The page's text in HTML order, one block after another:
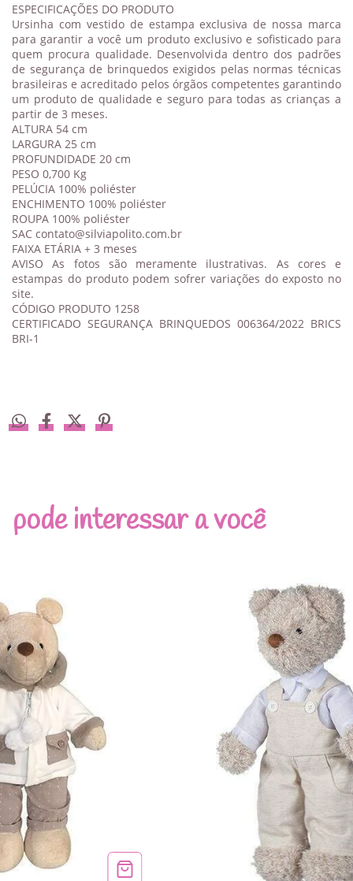
ESPECIFICAÇÕES DO PRODUTO
Ursinha com vestido de estampa exclusiva de nossa marca
para garantir a você um produto exclusivo e sofisticado para
quem procura qualidade. Desenvolvida dentro dos padrões
de segurança de brinquedos exigidos pelas normas técnicas
brasileiras e acreditado pelos órgãos competentes garantindo
um produto de qualidade e seguro para todas as crianças a
partir de 3 meses.
ALTURA 54 cm
LARGURA 25 cm
PROFUNDIDADE 20 cm
PESO 0,700 Kg
PELÚCIA 100% poliéster
ENCHIMENTO 100% poliéster
ROUPA 100% poliéster
SAC contato@silviapolito.com.br
FAIXA ETÁRIA + 3 meses
AVISO As fotos são meramente ilustrativas. As cores e
estampas do produto podem sofrer variações do exposto no
site.
CÓDIGO PRODUTO 1258
CERTIFICADO SEGURANÇA BRINQUEDOS 006364/2022 BRICS
BRI-1
pode interessar a você